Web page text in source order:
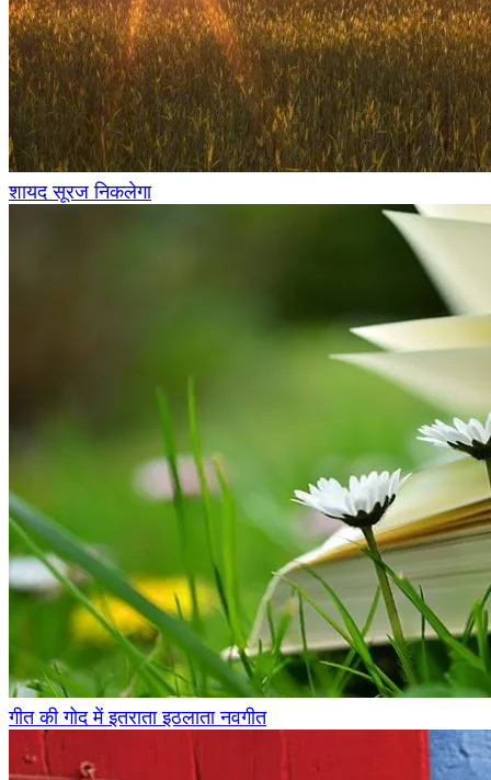
शायद सूरज निकलेगा
गीत की गोद में इतराता इठलाता नवगीत